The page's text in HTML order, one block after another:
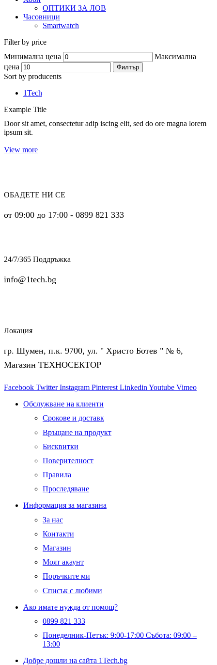
ОПТИКИ ЗА ЛОВ
Часовници
Smartwatch
Filter by price
Минимална цена
Максимална
цена
Филтър
Sort by producents
1Tech
Example Title
Door sit amet, consectetur adip iscing elit, sed do ore magna lorem
ipsum sit.
View more
ОБАДЕТЕ НИ СЕ
от 09:00 до 17:00 - 0899 821 333
24/7/365 Поддръжка
info@1tech.bg
Локация
гр. Шумен, п.к. 9700, ул. " Христо Ботев " № 6,
Магазин ТЕХНОСЕКТОР
Facebook Twitter Instagram Pinterest Linkedin Youtube Vimeo
Обслужване на клиенти
Срокове и доставк
Връщане на продукт
Бисквитки
Поверителност
Правила
Проследяване
Информация за магазина
За нас
Контакти
Магазин
Моят акаунт
Поръчките ми
Списък с любими
Ако имате нужда от помощ?
0899 821 333
Понеделник-Петък: 9:00-17:00 Събота: 09:00 –
13:00
Добре дошли на сайта 1Tech.bg